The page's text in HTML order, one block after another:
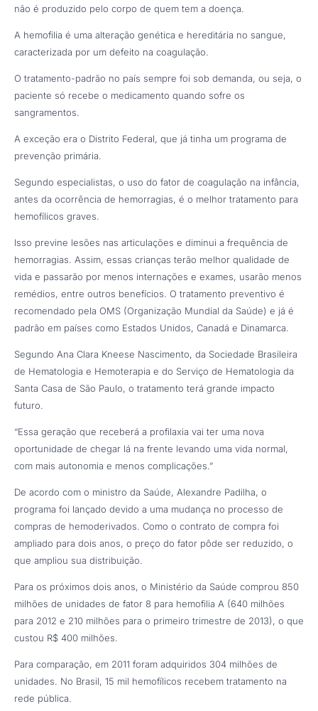
não é produzido pelo corpo de quem tem a doença.
A hemofilia é uma alteração genética e hereditária no sangue,
caracterizada por um defeito na coagulação.
O tratamento-padrão no país sempre foi sob demanda, ou seja, o
paciente só recebe o medicamento quando sofre os
sangramentos.
A exceção era o Distrito Federal, que já tinha um programa de
prevenção primária.
Segundo especialistas, o uso do fator de coagulação na infância,
antes da ocorrência de hemorragias, é o melhor tratamento para
hemofílicos graves.
Isso previne lesões nas articulações e diminui a frequência de
hemorragias. Assim, essas crianças terão melhor qualidade de
vida e passarão por menos internações e exames, usarão menos
remédios, entre outros benefícios. O tratamento preventivo é
recomendado pela OMS (Organização Mundial da Saúde) e já é
padrão em países como Estados Unidos, Canadá e Dinamarca.
Segundo Ana Clara Kneese Nascimento, da Sociedade Brasileira
de Hematologia e Hemoterapia e do Serviço de Hematologia da
Santa Casa de São Paulo, o tratamento terá grande impacto
futuro.
“Essa geração que receberá a profilaxia vai ter uma nova
oportunidade de chegar lá na frente levando uma vida normal,
com mais autonomia e menos complicações.”
De acordo com o ministro da Saúde, Alexandre Padilha, o
programa foi lançado devido a uma mudança no processo de
compras de hemoderivados. Como o contrato de compra foi
ampliado para dois anos, o preço do fator pôde ser reduzido, o
que ampliou sua distribuição.
Para os próximos dois anos, o Ministério da Saúde comprou 850
milhões de unidades de fator 8 para hemofilia A (640 milhões
para 2012 e 210 milhões para o primeiro trimestre de 2013), o que
custou R$ 400 milhões.
Para comparação, em 2011 foram adquiridos 304 milhões de
unidades. No Brasil, 15 mil hemofílicos recebem tratamento na
rede pública.